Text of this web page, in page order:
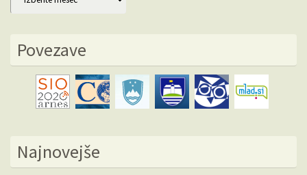
Povezave
Najnovejše